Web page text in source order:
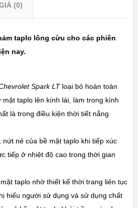
(0)
taplo lông cừu cho các phiên
nay.
Spark LT loại bỏ hoàn toàn
taplo lên kính lái, làm trong kính
là trong điều kiện thời tiết nắng
nứt nẻ của bề mặt taplo khi tiếp xúc
tiếp ở nhiệt độ cao trong thời gian
taplo nhờ thiết kế thời trang liên tục
hiếu người sử dụng và sử dụng chất